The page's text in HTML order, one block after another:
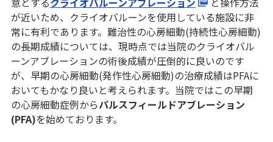
が近いため、クライオバルーンを使用している施設に非
常に有利であります。難治性の心房細動(持続性心房細動)
の長期成績については、現時点では当院のクライオバル
ーンアブレーションの術後成績が圧倒的に良いのです
が、早期の心房細動(発作性心房細動)の治療成績はPFAに
おいてもかなり良いと考えられます。当院ではこの早期
の心房細動症例からパルスフィールドアブレーション
(PFA)を始めております。